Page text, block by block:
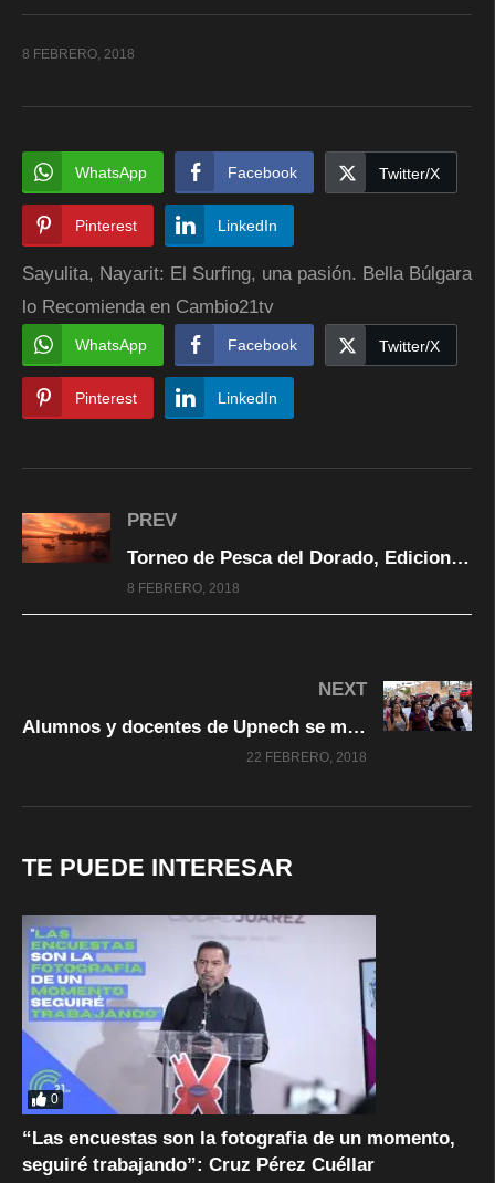
8 FEBRERO, 2018
WhatsApp Facebook Twitter/X
Pinterest LinkedIn
Sayulita, Nayarit: El Surfing, una pasión. Bella Búlgara
lo Recomienda en Cambio21tv
WhatsApp Facebook Twitter/X
Pinterest LinkedIn
PREV
Torneo de Pesca del Dorado, Edicion 17ava. 2018, Barra de Navidad
8 FEBRERO, 2018
NEXT
Alumnos y docentes de Upnech se manifestaron
22 FEBRERO, 2018
TE PUEDE INTERESAR
0
“Las encuestas son la fotografia de un momento,
seguiré trabajando”: Cruz Pérez Cuéllar